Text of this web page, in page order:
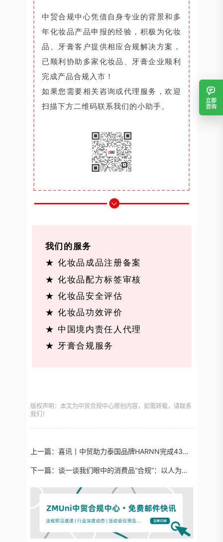
中贸合规中心凭借自身专业的背景和多
年化妆品产品申报的经验，积极为化妆
品、牙膏客户提供相应合规解决方案，
已顺利协助多家化妆品、牙膏企业顺利
完成产品合规入市！
如果您需要相关咨询或代理服务，欢迎
扫描下方二维码联系我们的小助手。
我们的服务
★ 化妆品成品注册备案
★ 化妆品配方标签审核
★ 化妆品安全评估
★ 化妆品功效评价
★ 中国境内责任人代理
★ 牙膏合规服务
版权声明：本文为中贸合规中心原创内容，如需转载，请联系
我们！
上一篇： 喜讯丨中贸助力泰国品牌HARNN完成43款进口化妆品备案！
下一篇： 谈一谈我们眼中的消费品“合规”：以人为本，坚守初心
立即
咨询